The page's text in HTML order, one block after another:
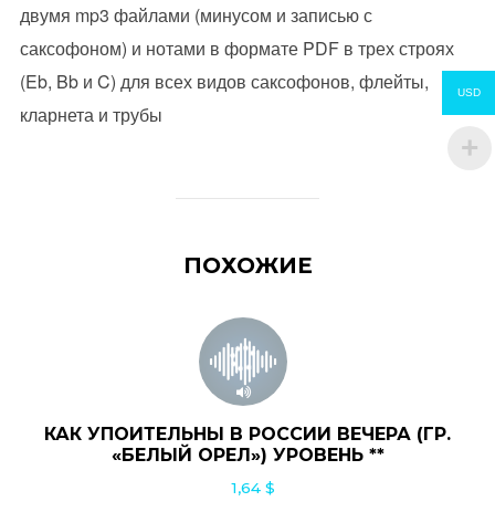
двумя mp3 файлами (минусом и записью с
саксофоном) и нотами в формате PDF в трех строях
(Eb, Bb и C) для всех видов саксофонов, флейты,
кларнета и трубы
ПОХОЖИЕ
КАК УПОИТЕЛЬНЫ В РОССИИ ВЕЧЕРА (ГР.
«БЕЛЫЙ ОРЕЛ») УРОВЕНЬ **
1,64 $
USD